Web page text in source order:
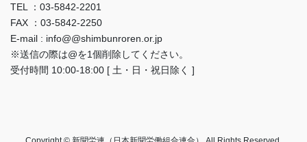
TEL ：03-5842-2201
FAX ：03-5842-2250
E-mail : info@@shimbunroren.or.jp
※送信の際は@を1個削除してください。
受付時間 10:00-18:00 [ 土・日・祝日除く ]